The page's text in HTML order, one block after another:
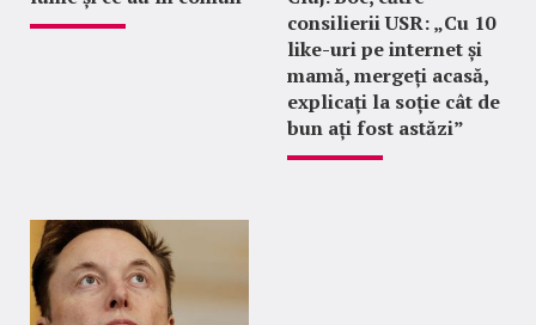
consilierii USR: „Cu 10
like-uri pe internet și
mamă, mergeți acasă,
explicați la soție cât de
bun ați fost astăzi”